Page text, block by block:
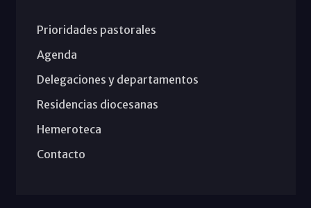
Prioridades pastorales
Agenda
Delegaciones y departamentos
Residencias diocesanas
Hemeroteca
Contacto